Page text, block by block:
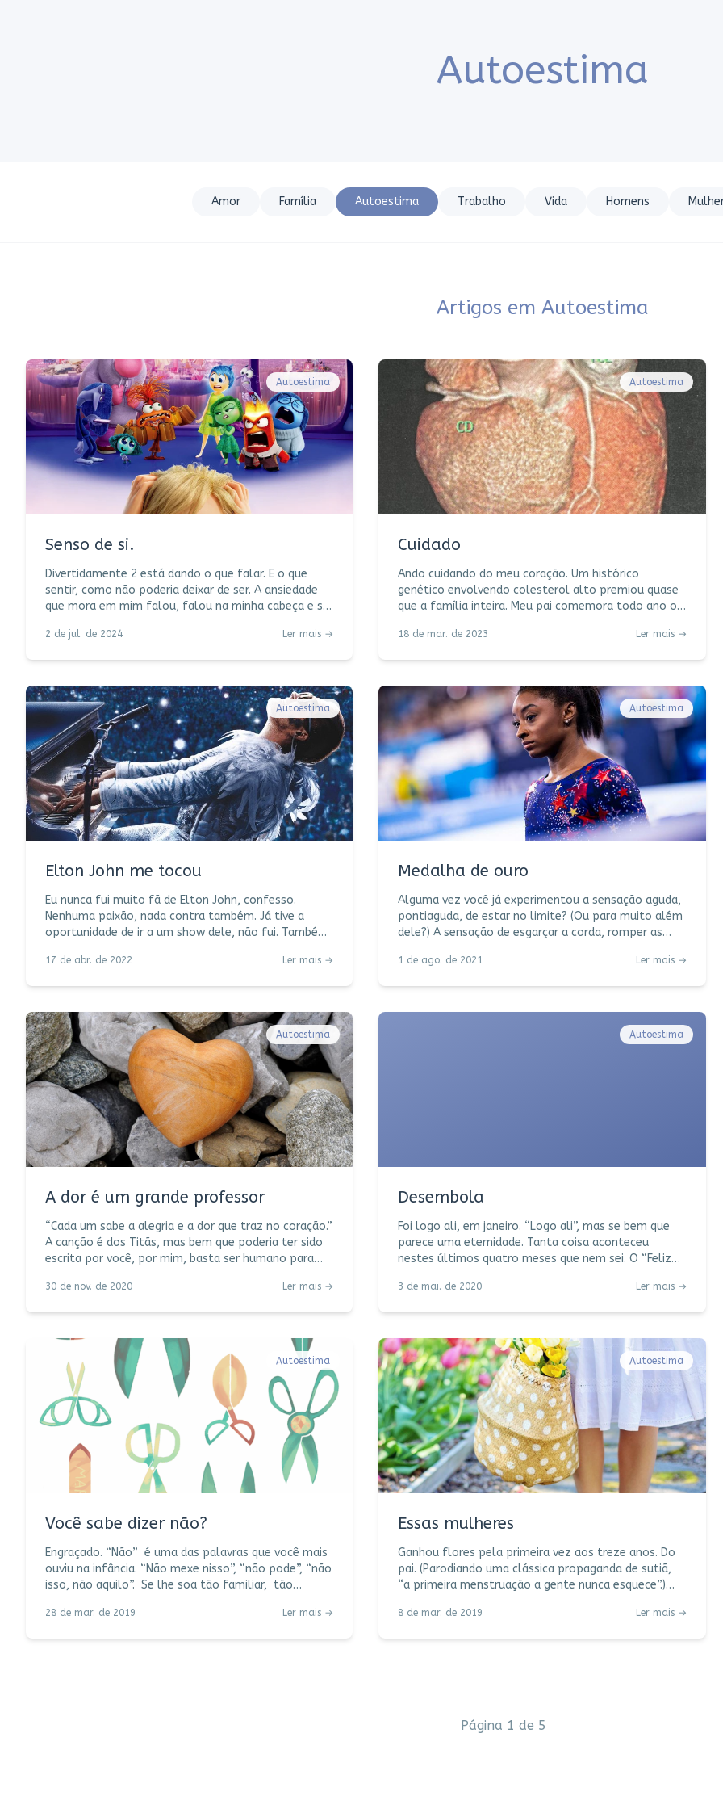
Autoestima
Amor Família Autoestima Trabalho Vida Homens
Artigos em Autoestima
Autoestima
Senso de si.
Divertidamente 2 está dando o que falar. E o que
sentir, como não poderia deixar de ser. A ansiedade
que mora em mim falou, falou na minha cabeça e só
comprados. (Uma luta, diga-se de passagem.) E aí eu
resta dúvida de que a grande atração do filme são as
novas emoções – Ansiedade, Vergonha, Tédio e Inveja
– somado às outras já fa
2 de jul. de 2024 Ler mais →
Autoestima
Cuidado
Ando cuidando do meu coração. Um histórico
genético envolvendo colesterol alto premiou quase
que a família inteira. Meu pai comemora todo ano o
por aqui. Um tio-avô pianista (também da linhagem
ecocardiograma, ergométrico e uma
angiotomografia coronariana. Foi além do
triglicérides, LDL, HDL. Foi cuidadoso. Foi nota mil. Dei
a ele prontamen
18 de mar. de 2023 Ler mais →
Autoestima
Elton John me tocou
Eu nunca fui muito fã de Elton John, confesso.
Nenhuma paixão, nada contra também. Já tive a
oportunidade de ir a um show dele, não fui. Também
estreou há três anos atrás. (O do Queen, Bohemian
emoção.) Até que um dia, numa troca de mensagens
por Whatsapp, me deparei com uma sugestiva
indicação do filme. Quem me deu a dica foi a
jornalista So
17 de abr. de 2022 Ler mais →
Autoestima
Medalha de ouro
Alguma vez você já experimentou a sensação aguda,
pontiaguda, de estar no limite? (Ou para muito além
dele?) A sensação de esgarçar a corda, romper as
vezes você já gritou por dentro, pediu socorro,
cobrou demais, foi além da conta, fez de conta que
estava tudo bem quando na verdade estava tudo
1 de ago. de 2021 Ler mais →
Autoestima
A dor é um grande professor
“Cada um sabe a alegria e a dor que traz no coração.”
A canção é dos Titãs, mas bem que poderia ter sido
escrita por você, por mim, basta ser humano para
rapidinho deslizando pela memória, como nuvens no
cadeado. Fato é que dói, eu sei. Algumas dores vêm
acompanhadas de susto, outras de uma notícia já
esperada; outras vivem
30 de nov. de 2020 Ler mais →
Autoestima
Desembola
Foi logo ali, em janeiro. “Logo ali”, mas se bem que
parece uma eternidade. Tanta coisa aconteceu
nestes últimos quatro meses que nem sei. O “Feliz
sido engolido por um furacão. No âmbito pessoal,
âmbitos, mais notícias ruins – uma cerveja
contaminada, um dilúvio, agora uma pandemia.
Vamos começar tudo de novo? Feliz Ano Novo, salta
essa parte
3 de mai. de 2020 Ler mais →
Autoestima
Você sabe dizer não?
Engraçado. “Não” é uma das palavras que você mais
ouviu na infância. “Não mexe nisso”, “não pode”, “não
isso, não aquilo”. Se lhe soa tão familiar, tão
pronunciar essas três letrinhas? Escuto muita gente
28 de mar. de 2019 Ler mais →
Autoestima
Essas mulheres
Ganhou flores pela primeira vez aos treze anos. Do
pai. (Parodiando uma clássica propaganda de sutiã,
“a primeira menstruação a gente nunca esquece”.)
casa de café, prepara a merenda dos filhos, colhe
8 de mar. de 2019 Ler mais →
Página 1 de 5